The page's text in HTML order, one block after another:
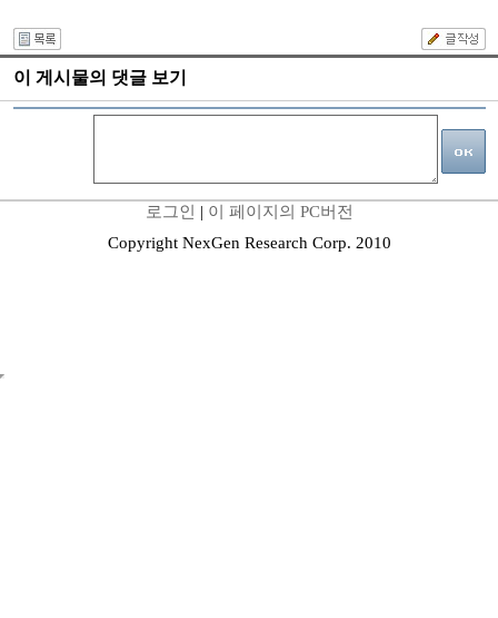
이 게시물의 댓글 보기
로그인 | 이 페이지의 PC버전
Copyright NexGen Research Corp. 2010